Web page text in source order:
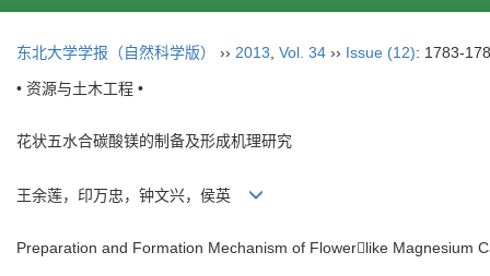
东北大学学报（自然科学版） ›› 2013 Vol. 34 ›› Issue (12): 1783-
• 资源与土木工程 •
花状五水合碳酸镁的制备及形成机理研究
王余莲，印万忠，钟文兴，侯英
Preparation and Formation Mechanism of Flowerlike Magnesium